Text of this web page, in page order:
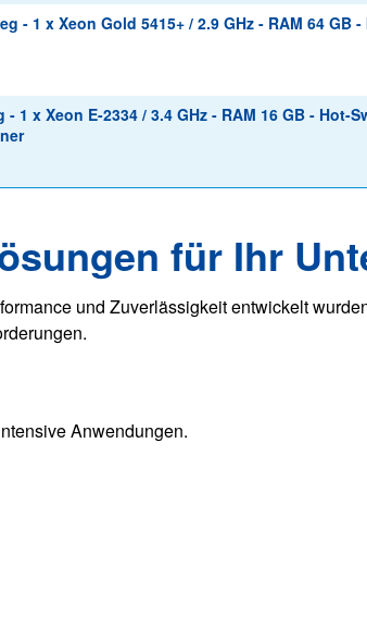
- 1 x Xeon Gold 5415+ / 2.9 GHz - RAM 64 GB -
1 x Xeon E-2334 / 3.4 GHz - RAM 16 GB - Hot-
für Ihr
und Zuverlässigkeit entwickelt
Anwendungen.